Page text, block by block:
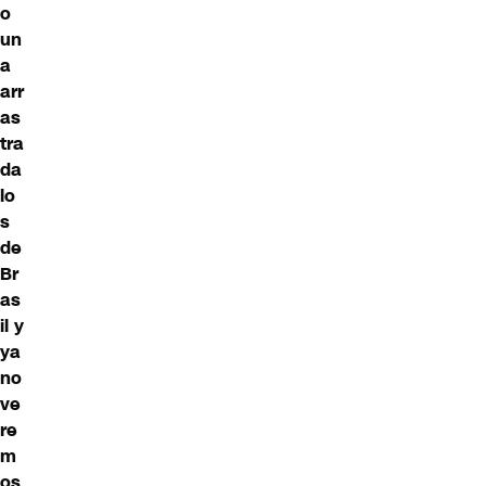
o
un
a
arr
as
tra
da
lo
s
de
Br
as
il y
ya
no
ve
re
m